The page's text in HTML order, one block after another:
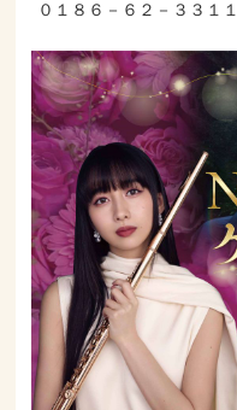
０１８６－６２－３３１１